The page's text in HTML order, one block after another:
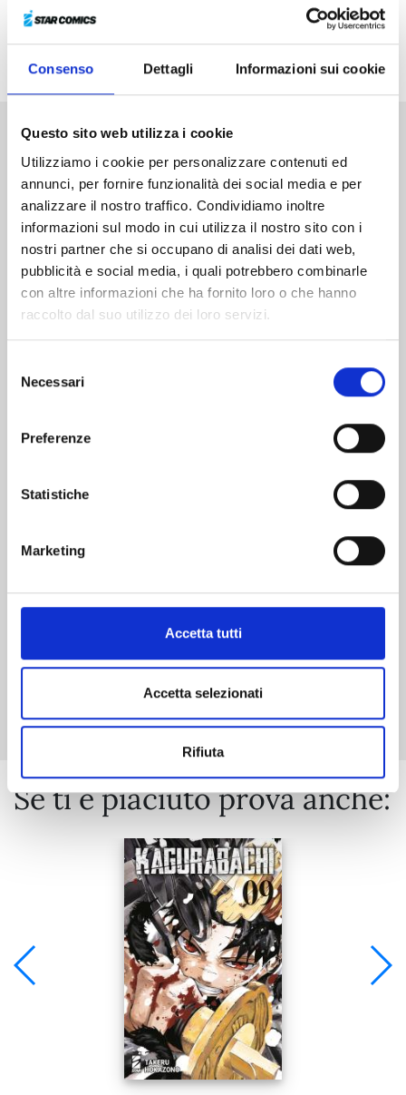
Consenso Dettagli Informazioni sui cookie
Questo sito web utilizza i cookie
Utilizziamo i cookie per personalizzare contenuti ed
annunci, per fornire funzionalità dei social media e per
analizzare il nostro traffico. Condividiamo inoltre
informazioni sul modo in cui utilizza il nostro sito con i
nostri partner che si occupano di analisi dei dati web,
pubblicità e social media, i quali potrebbero combinarle
con altre informazioni che ha fornito loro o che hanno
raccolto dal suo utilizzo dei loro servizi.
delNecessari
Preferenze
Statistiche
Marketing
Accetta tutti
Accetta selezionati
Rifiuta
Altri volumi della serie
Mostra tutto
Se ti è piaciuto prova anche: